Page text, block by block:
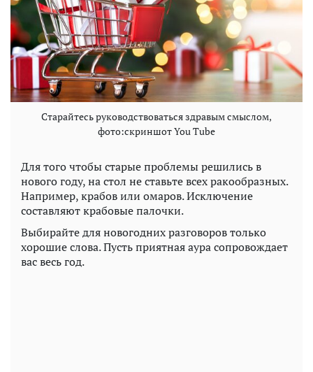
Старайтесь руководствоваться здравым смыслом,
фото:скриншот You Tube
Для того чтобы старые проблемы решились в
нового году, на стол не ставьте всех ракообразных.
Например, крабов или омаров. Исключение
составляют крабовые палочки.
Выбирайте для новогодних разговоров только
хорошие слова. Пусть приятная аура сопровождает
вас весь год.